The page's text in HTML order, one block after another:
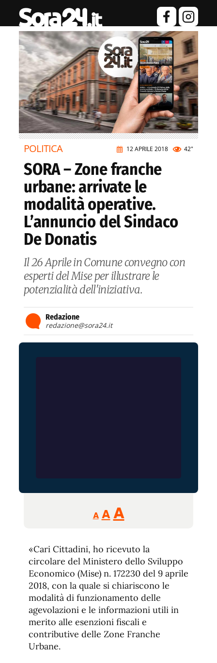
12 APRILE 2018 42"
POLITICA
SORA – Zone franche
urbane: arrivate le
modalità operative.
L’annuncio del Sindaco
De Donatis
Il 26 Aprile in Comune convegno con
esperti del Mise per illustrare le
potenzialità dell'iniziativa.
Redazione
redazione@sora24.it
A
Reducir
tamaño
A Restablecer
de
fuente
AAumentar
de
fuente.
«Cari Cittadini, ho ricevuto la
circolare del Ministero dello Sviluppo
Economico (Mise) n. 172230 del 9 aprile
2018, con la quale si chiariscono le
modalità di funzionamento delle
agevolazioni e le informazioni utili in
merito alle esenzioni fiscali e
contributive delle Zone Franche
Urbane.